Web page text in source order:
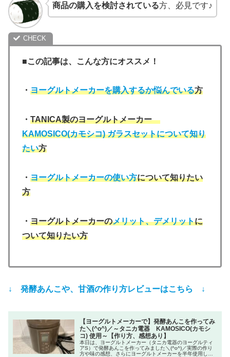
商品の購入を検討されている方、必見です♪
■この記事は、こんな方にオススメ！
・ ヨーグルトメーカーを購入するか悩んでいる方
・ TANICA製のヨーグルトメーカー
KAMOSICO(カモシコ) ガラスセットについて知り
たい方
・ ヨーグルトメーカーの使い方について知りたい
方
・ ヨーグルトメーカーのメリット、デメリットに
ついて知りたい方
↓ 発酵あんこや、甘酒の作り方レビューはこちら ↓
【ヨーグルトメーカーで】発酵あんこを作ってみ
た＼(^o^)／～タニカ電器 KAMOSICO(カモシ
コ) 使用～【作り方、感想あり】
本日は、ヨーグルトメーカー（タニカ電器のヨーグルティ
アS）で発酵あんこを作ってみました＼(^o^)／実際の作り
方や味の感想、さらにヨーグルトメーカーを半年使用した